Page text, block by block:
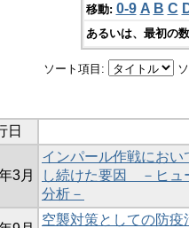
移動: 0-9 A B C
あるいは、最初の
ソート項目:
日
3月
インパール作戦にお
し続けた要因 －ヒュ
分析－
空襲対策としての防